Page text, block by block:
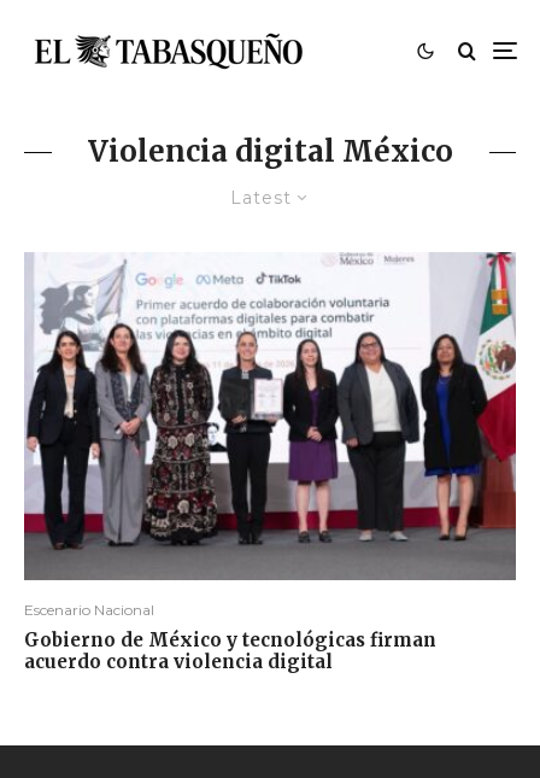
Violencia digital México
Latest
Escenario Nacional
Gobierno de México y tecnológicas firman
acuerdo contra violencia digital